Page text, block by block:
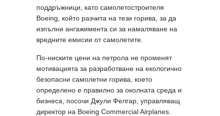
поддръжници, като самолетостроителя
Boeing, който разчита на тези горива, за да
изпълни ангажимента си за намаляване на
вредните емисии от самолетите.
По-ниските цени на петрола не променят
мотивацията за разработване на екологично
безопасни самолетни горива, което
определено е правилно за околната среда и
бизнеса, посочи Джули Фелгар, управляващ
директор на Boeing Commercial Airplanes.